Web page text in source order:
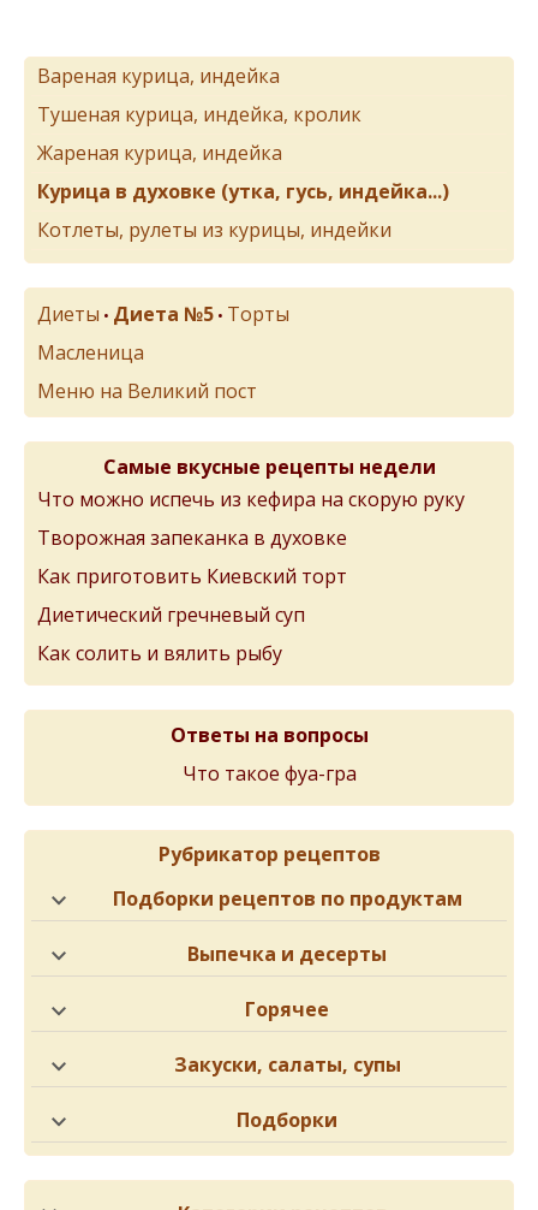
Вареная курица, индейка
Тушеная курица, индейка, кролик
Жареная курица, индейка
Курица в духовке (утка, гусь, индейка...)
Котлеты, рулеты из курицы, индейки
Диеты • Диета №5 • Торты
Масленица
Меню на Великий пост
Самые вкусные рецепты недели
Что можно испечь из кефира на скорую руку
Творожная запеканка в духовке
Как приготовить Киевский торт
Диетический гречневый суп
Как солить и вялить рыбу
Ответы на вопросы
Что такое фуа-гра
Рубрикатор рецептов
Подборки рецептов по продуктам
Выпечка и десерты
Горячее
Закуски, салаты, супы
Подборки